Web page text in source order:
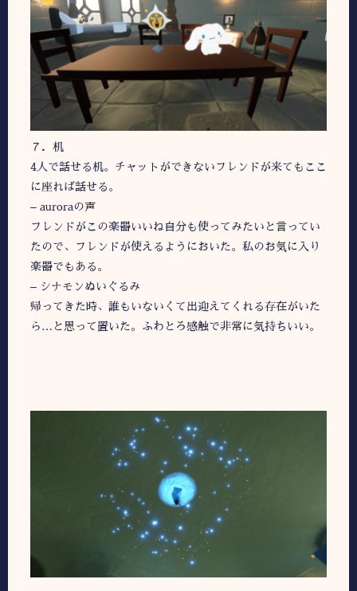
７．机
4人で話せる机。チャットができないフレンドが来てもここ
に座れば話せる。
– auroraの声
フレンドがこの楽器いいね自分も使ってみたいと言ってい
たので、フレンドが使えるようにおいた。私のお気に入り
楽器でもある。
– シナモンぬいぐるみ
帰ってきた時、誰もいないくて出迎えてくれる存在がいた
ら…と思って置いた。ふわとろ感触で非常に気持ちいい。